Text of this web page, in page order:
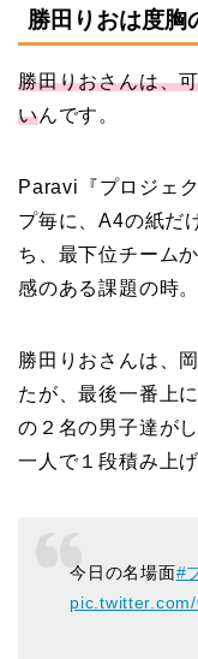
勝田りおは度胸
勝田りおさんは、
いんです。
Paravi『プロジェ
プ毎に、A4の紙だ
ち、最下位チーム
感のある課題の時。
勝田りおさんは、
たが、最後一番上
の２名の男子達が
一人で１段積み上
今日の名場面#